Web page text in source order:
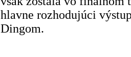
hlavne rozhodujúci
Dingom.